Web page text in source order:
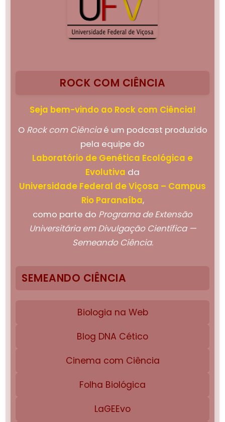
ROCK COM CIÊNCIA
Seja bem-vindo ao Rock com Ciência!
O Rock com Ciênciaé um podcast produzido
pela equipe do
Laboratório de Genética Ecológica e
Evolutiva da
Universidade Federal de Viçosa – Campus
Rio Paranaíba,
como parte do Programa de Extensão
Universitária em Divulgação Científica —
Semeando Ciência.
SEMEANDO CIÊNCIA
Biologia na Web
Blog DNA Cético
Cinema com Ciência
Folha Biológica
LaGEEvo